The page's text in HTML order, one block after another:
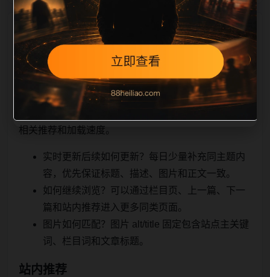
相关问题与推荐
顺着栏目继续浏览。同站连续更新时避免重复标题和重
复首段，优先补充不同关键词、不同栏目词和不同问题
角度。栏目页则保留清晰入口，方便后续专题自动归
集。发布后按真实浏览器复查首屏、图片、跳转体验、
相关推荐和加载速度。
实时更新后续如何更新？每日少量补充同主题内
容，优先保证标题、描述、图片和正文一致。
如何继续浏览？可以通过栏目页、上一篇、下一
篇和站内推荐进入更多同类页面。
图片如何匹配？图片 alt/title 固定包含站点主关键
词、栏目词和文章标题。
站内推荐